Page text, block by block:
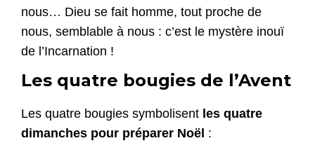
nous… Dieu se fait homme, tout proche de
nous, semblable à nous : c’est le mystère inouï
de l’Incarnation !
Les quatre bougies de l’Avent
Les quatre bougies symbolisent les quatre
dimanches pour préparer Noël :